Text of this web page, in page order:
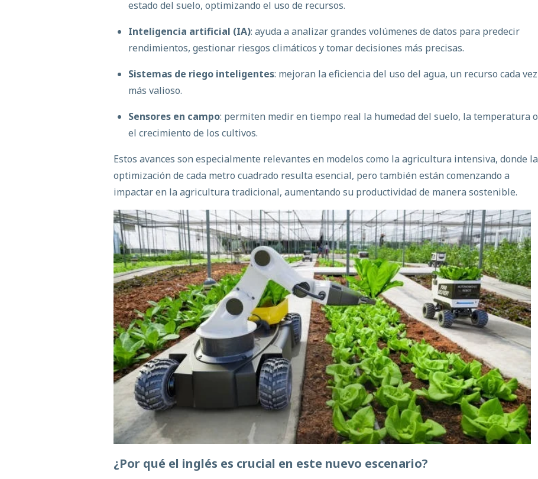
estado del suelo, optimizando el uso de recursos.
Inteligencia artificial (IA): ayuda a analizar grandes volúmenes de datos para predecir
rendimientos, gestionar riesgos climáticos y tomar decisiones más precisas.
Sistemas de riego inteligentes: mejoran la eficiencia del uso del agua, un recurso cada vez
más valioso.
Sensores en campo: permiten medir en tiempo real la humedad del suelo, la temperatura o
el crecimiento de los cultivos.
Estos avances son especialmente relevantes en modelos como laagricultura intensiva, donde la
optimización de cada metro cuadrado resulta esencial, pero también están comenzando a
impactar en la agricultura tradicional, aumentando su productividad de manera sostenible.
¿Por qué el inglés es crucial en este nuevo escenario?